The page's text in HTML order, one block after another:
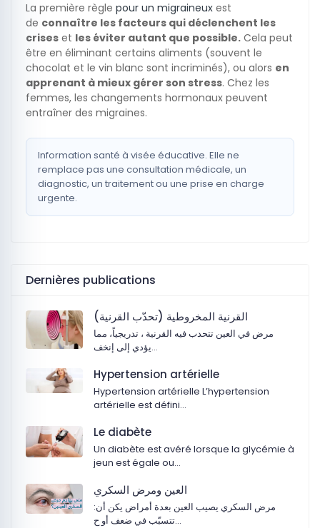
La première règle pour un migraineux est
de connaître les facteurs qui déclenchent les
crises et les éviter autant que possible. Cela peut
être en éliminant certains aliments (souvent le
chocolat et le vin blanc sont incriminés), ou alors en
apprenant à mieux gérer son stress. Chez les
femmes, les changements hormonaux peuvent
entraîner des migraines.
Information santé à visée éducative. Elle ne
remplace pas une consultation médicale, un
diagnostic, un traitement ou une prise en charge
urgente.
Dernières publications
القرنية المخروطية (تحدّب القرنية)
مرض في العين تتحدب فيه القرنية ، تدريجياً، مما
يؤدي إلى إنخف…
Hypertension artérielle
Hypertension artérielle L’hypertension
artérielle est défini…
Le diabète
Un diabète est avéré lorsque la glycémie à
jeun est égale ou…
‏العين ومرض السكري
:‏مرض السكري يصيب العين بعدة أمراض يكن أن
تتسبّب في ضعف أو ح…